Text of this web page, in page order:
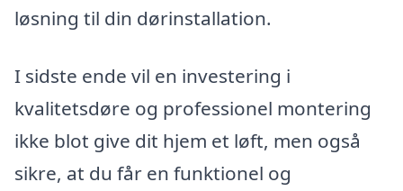
løsning til din dørinstallation.
I sidste ende vil en investering i
kvalitetsdøre og professionel montering
ikke blot give dit hjem et løft, men også
sikre, at du får en funktionel og